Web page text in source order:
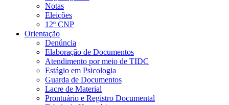
Notas
Eleições
12º CNP
Orientação
Denúncia
Elaboração de Documentos
Atendimento por meio de TIDC
Estágio em Psicologia
Guarda de Documentos
Lacre de Material
Prontuário e Registro Documental